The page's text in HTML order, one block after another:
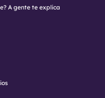
A gente te explica